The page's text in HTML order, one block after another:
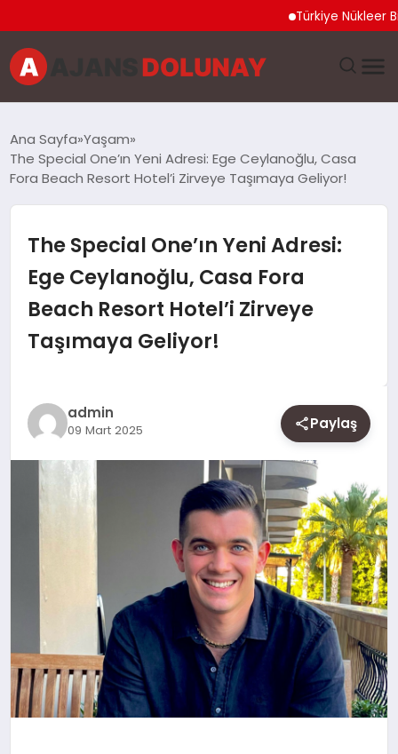
Türkiye Nükleer Bilim
EĞITIM
GÜNCEL
MAGAZIN
SAĞLIK
SPOR
Ana Sayfa Yaşam
The Special One’ın Yeni Adresi: Ege Ceylanoğlu, Casa
Fora Beach Resort Hotel’i Zirveye Taşımaya Geliyor!
The Special One’ın Yeni Adresi:
Ege Ceylanoğlu, Casa Fora
Beach Resort Hotel’i Zirveye
Taşımaya Geliyor!
admin
09 Mart 2025 Paylaş